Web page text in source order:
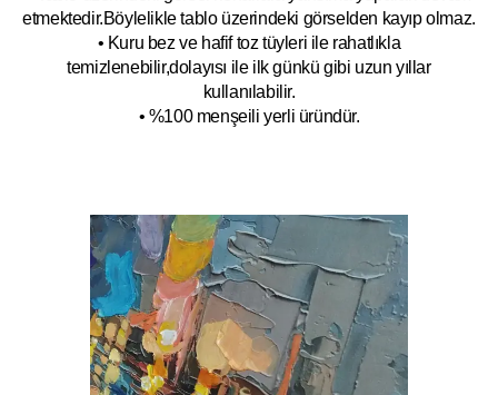
etmektedir.Böylelikle tablo üzerindeki görselden kayıp olmaz.
• Kuru bez ve hafif toz tüyleri ile rahatlıkla
temizlenebilir,dolayısı ile ilkgünkü gibi uzun yıllar
kullanılabilir.
• %100 menşeili yerli üründür.